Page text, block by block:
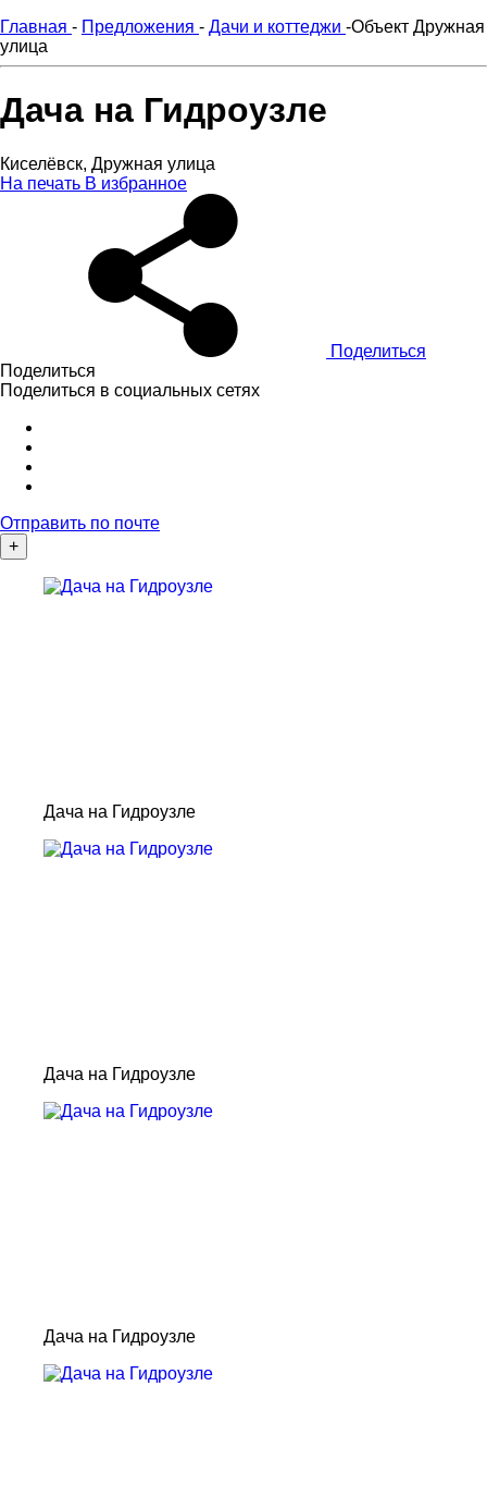
Главная - Предложения - Дачи и коттеджи -Объект Дружная
улица
Дача на Гидроузле
Киселёвск, Дружная улица
На печать В избранное
Поделиться
Поделиться
Поделиться в социальных сетях
Отправить по почте
+
Дача на Гидроузле
Дача на Гидроузле
Дача на Гидроузле